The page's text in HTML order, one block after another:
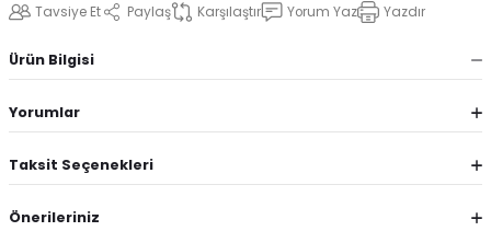
Tavsiye Et
Paylaş Karşılaştır Yorum Yaz Yazdır
Ürün Bilgisi
Yorumlar
Taksit Seçenekleri
Önerileriniz